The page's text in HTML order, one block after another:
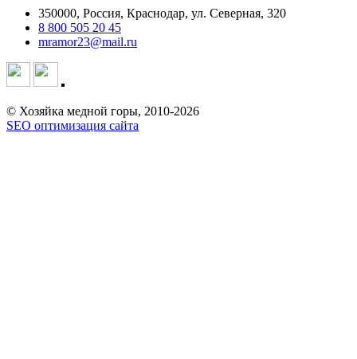
350000, Россия, Краснодар, ул. Северная, 320
8 800 505 20 45
mramor23@mail.ru
© Хозяйка медной горы, 2010-2026
SEO оптимизация сайта